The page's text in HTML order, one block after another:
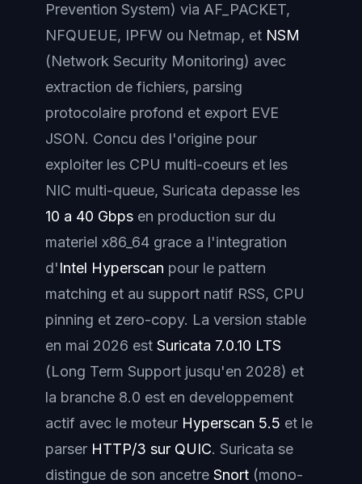
Prevention System) via AF_PACKET,
NFQUEUE, IPFW ou Netmap, et NSM
(Network Security Monitoring) avec
extraction de fichiers, parsing
protocolaire profond et export EVE
JSON. Concu des l'origine pour
exploiter les CPU multi-coeurs et les
NIC multi-queue, Suricata depasse les
10 a 40 Gbps en production sur du
materiel x86_64 grace a l'integration
d'Intel Hyperscan pour le pattern
matching et au support natif RSS, CPU
pinning et zero-copy. La version stable
en mai 2026 est Suricata 7.0.10 LTS
(Long Term Support jusqu'en 2028) et
la branche 8.0 est en developpement
actif avec le moteur Hyperscan 5.5 et le
parser HTTP/3 sur QUIC. Suricata se
distingue de son ancetre Snort (mono-